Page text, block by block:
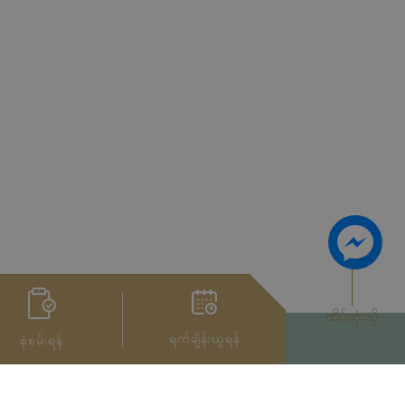
စုံစမ်းရန် ရက်ချိန်းယူရန်
ထိပ်ဆုံးသို့